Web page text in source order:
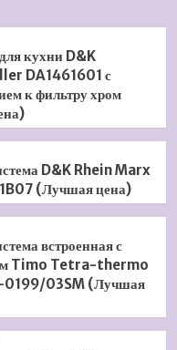
кухни D&K
DA1461601 с
к фильтру хром
D&K Rhein Marx
(Лучшая цена)
встроенная с
Timo Tetra-thermo
0199/03SM (Лучшая